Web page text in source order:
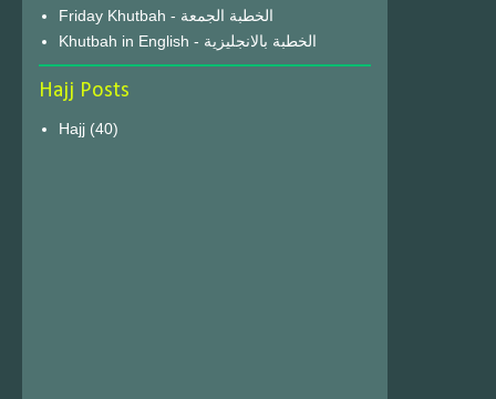
Friday Khutbah - الخطبة الجمعة
Khutbah in English - الخطبة بالانجليزية
Hajj Posts
Hajj (40)